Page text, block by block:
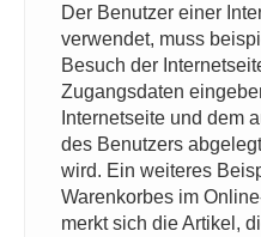
Der Benutzer einer
verwendet, muss
Besuch der
Zugangsdaten
Internetseite und dem
des Benutzers
wird. Ein weiteres
Warenkorbes im
merkt sich die Artikel,